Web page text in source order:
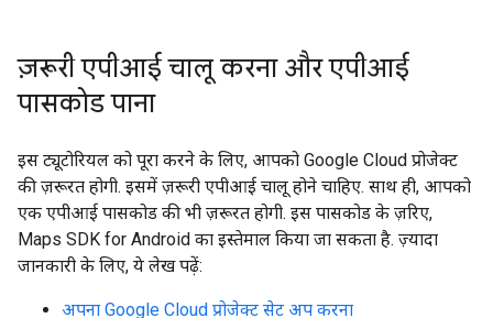
ज़रूरी एपीआई चालू करना और एपीआई
पासकोड पाना
इस ट्यूटोरियल को पूरा करने के लिए, आपको Google Cloud प्रोजेक्ट
की ज़रूरत होगी. इसमें ज़रूरी एपीआई चालू होने चाहिए. साथ ही, आपको
एक एपीआई पासकोड की भी ज़रूरत होगी. इस पासकोड के ज़रिए,
Maps SDK for Android का इस्तेमाल किया जा सकता है. ज़्यादा
जानकारी के लिए, ये लेख पढ़ें:
अपना Google Cloud प्रोजेक्ट सेट अप करना